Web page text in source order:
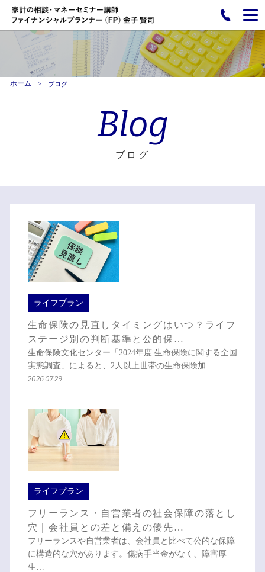
ホーム ブログ
Blog
ブログ
ライフプラン
生命保険の見直しタイミングはいつ？ライフ
ステージ別の判断基準と公的保…
生命保険文化センター「2024年度 生命保険に関する全国
実態調査」によると、2人以上世帯の生命保険加…
2026.07.29
ライフプラン
フリーランス・自営業者の社会保障の落とし
穴｜会社員との差と備えの優先…
フリーランスや自営業者は、会社員と比べて公的な保障
に構造的な穴があります。傷病手当金がなく、障害厚
生…